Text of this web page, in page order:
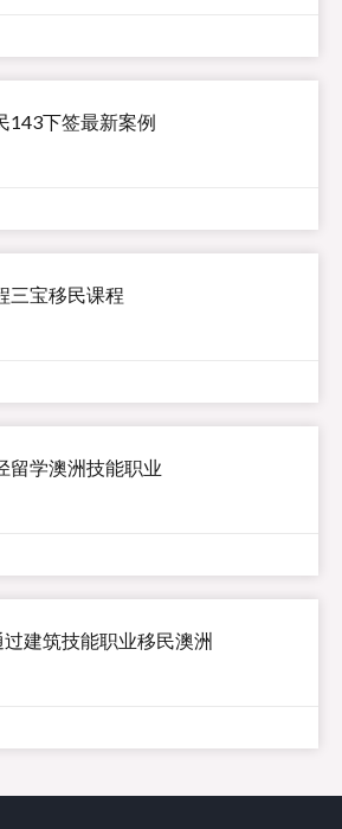
143下签最新案例
三宝移民课程
留学澳洲技能职业
建筑技能职业移民澳洲